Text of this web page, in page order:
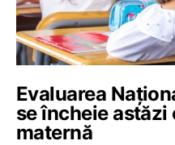
Evaluarea
se încheie astăzi
maternă